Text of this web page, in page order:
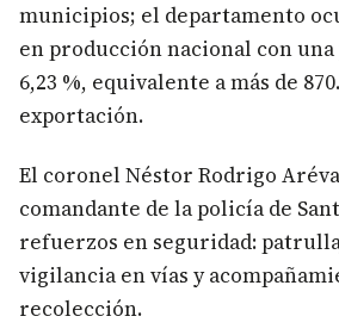
municipios; el departamento
en producción nacional con
6,23 %, equivalente a más de
exportación.
El coronel Néstor Rodrigo
comandante de la policía de
refuerzos en seguridad:
vigilancia en vías y
recolección.